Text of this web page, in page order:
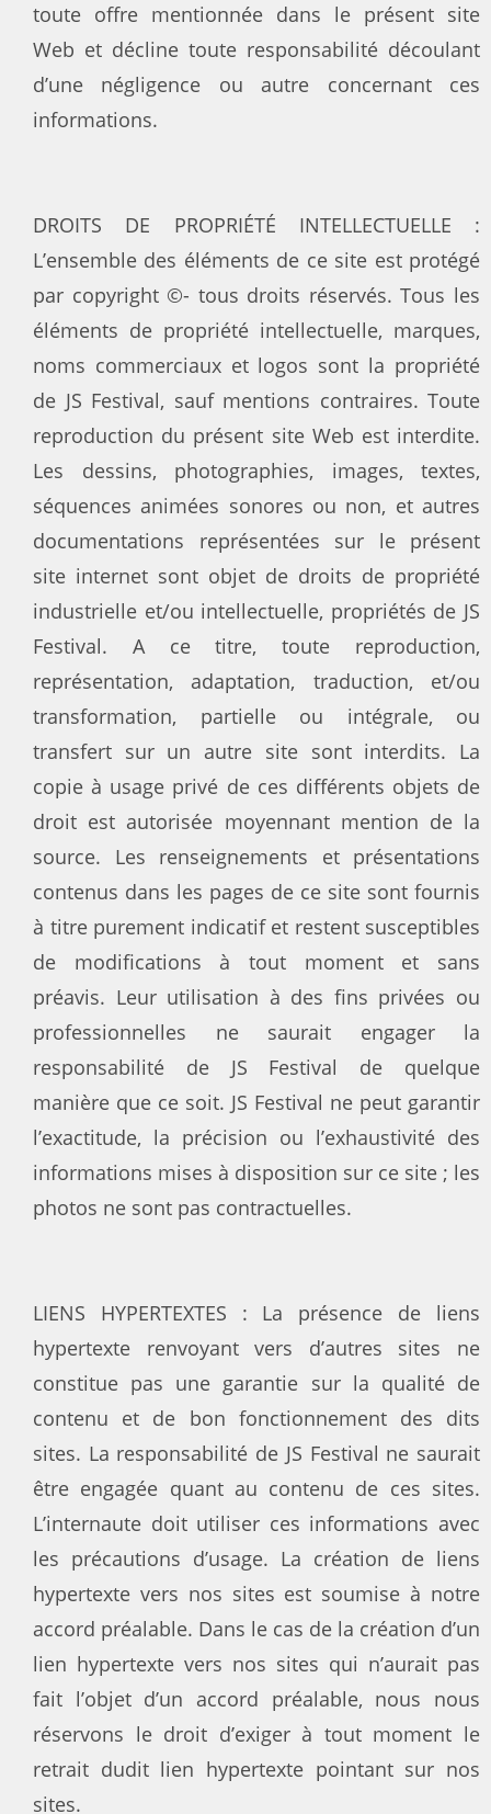
toute offre mentionnée dans le présent site
Web et décline toute responsabilité découlant
d’une négligence ou autre concernant ces
informations.
DROITS DE PROPRIÉTÉ INTELLECTUELLE :
L’ensemble des éléments de ce site est protégé
par copyright ©- tous droits réservés. Tous les
éléments de propriété intellectuelle, marques,
noms commerciaux et logos sont la propriété
de JS Festival, sauf mentions contraires. Toute
reproduction du présent site Web est interdite.
Les dessins, photographies, images, textes,
séquences animées sonores ou non, et autres
documentations représentées sur le présent
site internet sont objet de droits de propriété
industrielle et/ou intellectuelle, propriétés de JS
Festival. A ce titre, toute reproduction,
représentation, adaptation, traduction, et/ou
transformation, partielle ou intégrale, ou
transfert sur un autre site sont interdits. La
copie à usage privé de ces différents objets de
droit est autorisée moyennant mention de la
source. Les renseignements et présentations
contenus dans les pages de ce site sont fournis
à titre purement indicatif et restent susceptibles
de modifications à tout moment et sans
préavis. Leur utilisation à des fins privées ou
professionnelles ne saurait engager la
responsabilité de JS Festival de quelque
manière que ce soit. JS Festival ne peut garantir
l’exactitude, la précision ou l’exhaustivité des
informations mises à disposition sur ce site ; les
photos ne sont pas contractuelles.
LIENS HYPERTEXTES : La présence de liens
hypertexte renvoyant vers d’autres sites ne
constitue pas une garantie sur la qualité de
contenu et de bon fonctionnement des dits
sites. La responsabilité de JS Festival ne saurait
être engagée quant au contenu de ces sites.
L’internaute doit utiliser ces informations avec
les précautions d’usage. La création de liens
hypertexte vers nos sites est soumise à notre
accord préalable. Dans le cas de la création d’un
lien hypertexte vers nos sites qui n’aurait pas
fait l’objet d’un accord préalable, nous nous
réservons le droit d’exiger à tout moment le
retrait dudit lien hypertexte pointant sur nos
sites.